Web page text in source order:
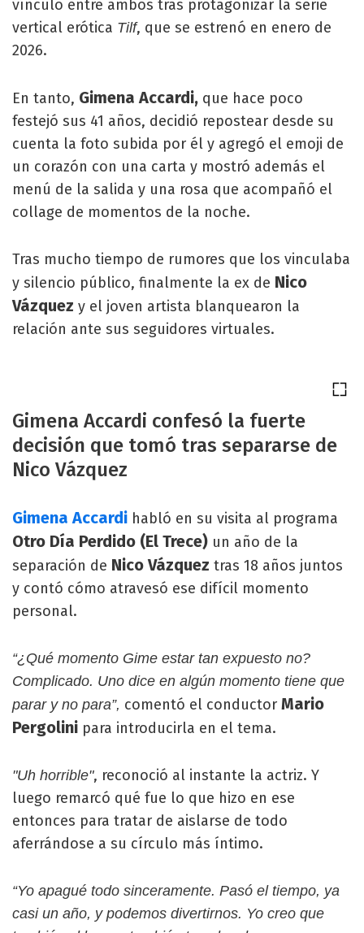
vínculo entre ambos tras protagonizar la serie
vertical erótica Tilf, que se estrenó en enero de
2026.
En tanto, Gimena Accardi, que hace poco
festejó sus 41 años, decidió repostear desde su
cuenta la foto subida por él y agregó el emoji de
un corazón con una carta y mostró además el
menú de la salida y una rosa que acompañó el
collage de momentos de la noche.
Tras mucho tiempo de rumores que los vinculaba
y silencio público, finalmente la ex de Nico
Vázquez y el joven artista blanquearon la
relación ante sus seguidores virtuales.
Gimena Accardi confesó la fuerte
decisión que tomó tras separarse de
Nico Vázquez
Gimena Accardi habló en su visita al programa
Otro Día Perdido (El Trece) un año de la
separación de Nico Vázquez tras 18 años juntos
y contó cómo atravesó ese difícil momento
personal.
“¿Qué momento Gime estar tan expuesto no?
Complicado. Uno dice en algún momento tiene que
parar y no para”, comentó el conductor Mario
Pergolini para introducirla en el tema.
"Uh horrible", reconoció al instante la actriz. Y
luego remarcó qué fue lo que hizo en ese
entonces para tratar de aislarse de todo
aferrándose a su círculo más íntimo.
“Yo apagué todo sinceramente. Pasó el tiempo, ya
casi un año, y podemos divertirnos. Yo creo que